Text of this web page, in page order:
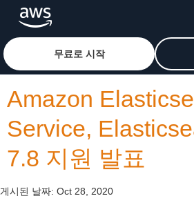
메인 콘텐츠로 건너뛰기Amazon Web Services 홈 페이
무료로 시작
Amazon
Service,
7.8 지원 발표
게시된 날짜: Oct 28, 2020